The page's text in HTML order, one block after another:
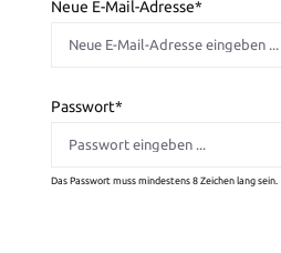
Neue E-Mail-Adresse*
Passwort*
Das Passwort muss mindestens 8 Zeichen lang sein.